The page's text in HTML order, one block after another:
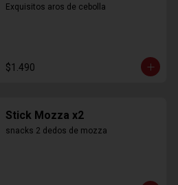
Exquisitos aros de cebolla
$1.490
Stick Mozza x2
snacks 2 dedos de mozza